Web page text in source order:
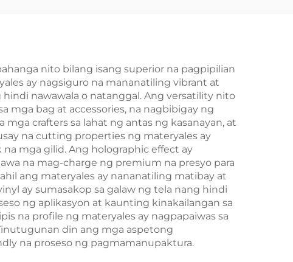
nito bilang isang superior na pagpipilian
ay nagsiguro na mananatiling vibrant at
nawawala o natanggal. Ang versatility nito
mga bag at accessories, na nagbibigay ng
crafters sa lahat ng antas ng kasanayan, at
na cutting properties ng materyales ay
mga gilid. Ang holographic effect ay
na mag-charge ng premium na presyo para
ang materyales ay nananatiling matibay at
ay sumasakop sa galaw ng tela nang hindi
ng aplikasyon at kaunting kinakailangan sa
na profile ng materyales ay nagpapaiwas sa
din ang mga aspetong
na proseso ng pagmamanupaktura.